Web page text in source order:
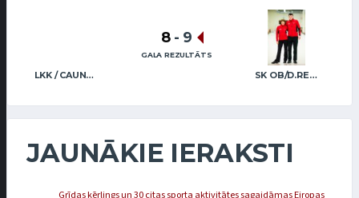
LKK / CAUNE CAUNE SK OB/D.REGŽA A.REGŽA
8 - 9
GALA REZULTĀTS
JAUNĀKIE IERAKSTI